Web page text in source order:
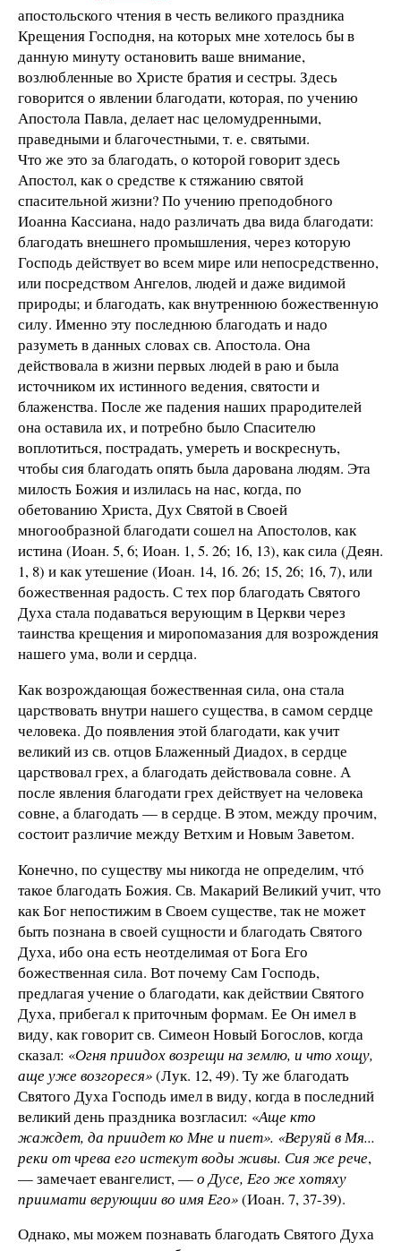
апостольского чтения в честь великого праздника
Крещения Господня, на которых мне хотелось бы в
данную минуту остановить ваше внимание,
возлюбленные во Христе братия и сестры. Здесь
говорится о явлении благодати, которая, по учению
Апостола Павла, делает нас целомудренными,
праведными и благочестными, т. е. святыми.
Что же это за благодать, о которой говорит здесь
Апостол, как о средстве к стяжанию святой
спасительной жизни? По учению преподобного
Иоанна Кассиана, надо различать два вида благодати:
благодать внешнего промышления, через которую
Господь действует во всем мире или непосредственно,
или посредством Ангелов, людей и даже видимой
природы; и благодать, как внутреннюю божественную
силу. Именно эту последнюю благодать и надо
разуметь в данных словах св. Апостола. Она
действовала в жизни первых людей в раю и была
источником их истинного ведения, святости и
блаженства. После же падения наших прародителей
она оставила их, и потребно было Спасителю
воплотиться, пострадать, умереть и воскреснуть,
чтобы сия благодать опять была дарована людям. Эта
милость Божия и излилась на нас, когда, по
обетованию Христа, Дух Святой в Своей
многообразной благодати сошел на Апостолов, как
истина (Иоан. 5, 6; Иоан. 1, 5. 26; 16, 13), как сила (Деян.
1, 8) и как утешение (Иоан. 14, 16. 26; 15, 26; 16, 7), или
божественная радость. С тех пор благодать Святого
Духа стала подаваться верующим в Церкви через
таинства крещения и миропомазания для возрождения
нашего ума, воли и сердца.
Как возрождающая божественная сила, она стала
царствовать внутри нашего существа, в самом сердце
человека. До появления этой благодати, как учит
великий из св. отцов Блаженный Диадох, в сердце
царствовал грех, а благодать действовала совне. А
после явления благодати грех действует на человека
совне, а благодать — в сердце. В этом, между прочим,
состоит различие между Ветхим и Новым Заветом.
Конечно, по существу мы никогда не определим, чтó
такое благодать Божия. Св. Макарий Великий учит, что
как Бог непостижим в Своем существе, так не может
быть познана в своей сущности и благодать Святого
Духа, ибо она есть неотделимая от Бога Его
божественная сила. Вот почему Сам Господь,
предлагая учение о благодати, как действии Святого
Духа, прибегал к приточным формам. Ее Он имел в
виду, как говорит св. Симеон Новый Богослов, когда
сказал: «Огня приидох возрещи на землю, и что хощу,
аще уже возгореся»(Лук. 12, 49). Ту же благодать
Святого Духа Господь имел в виду, когда в последний
великий день праздника возгласил: «Аще кто
жаждет, да приидет ко Мне и пиет». «Веруяй в Мя...
реки от чрева его истекут воды живы. Сия же рече,
— замечает евангелист, —о Дусе, Его же хотяху
приимати верующии во имя Его»(Иоан. 7, 37-39).
Однако, мы можем познавать благодать Святого Духа